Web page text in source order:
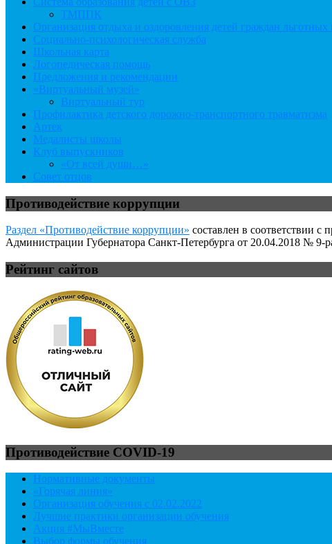
ТМППК
Организация отдыха и оздоровления детей граждан льготных
Социально-психологическая служба
Школьная карта
Логопедическая помощь
Предложения и рекомендации
«Виртуальный музей»
Виртуальный тур
Профилактика детского дорожно-транспортного травматизма
Артек
Медалисты школы
Клуб выпускников
«От всей души…»
Совет отцов
Противодействие коррупции
Раздел «Противодействие коррупции» составлен в соответствии
Администрации Губернатора Санкт-Петербурга от 20.04.2018 № 9-
Рейтинг сайтов
Противодействие COVID-19
Нормативные документы
«Горячая линия»
Организация обучения с 02.02.2022
Лучшие практики организации обучения
Акция #МыВместе
Выбор формы обучения